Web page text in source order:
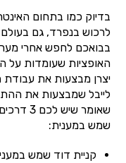
בדיוק כמו בתחום
לרכוש בנפרד, גם בעולם
בבואכם לחפש אחרי
האופציות שעומדות על
יצרן מבצעות את עבודת
לייבל שמבצעות את
שאומר
שמש במענית:
קניית דוד שמש